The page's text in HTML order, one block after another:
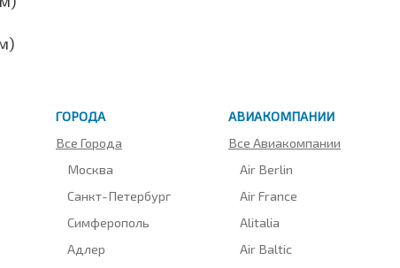
ГОРОДА
Все Города
Москва
Санкт-Петербург
Симферополь
Адлер
АВИАКОМПАНИИ
Все Авиакомпании
Air Berlin
Air France
Alitalia
Air Baltic